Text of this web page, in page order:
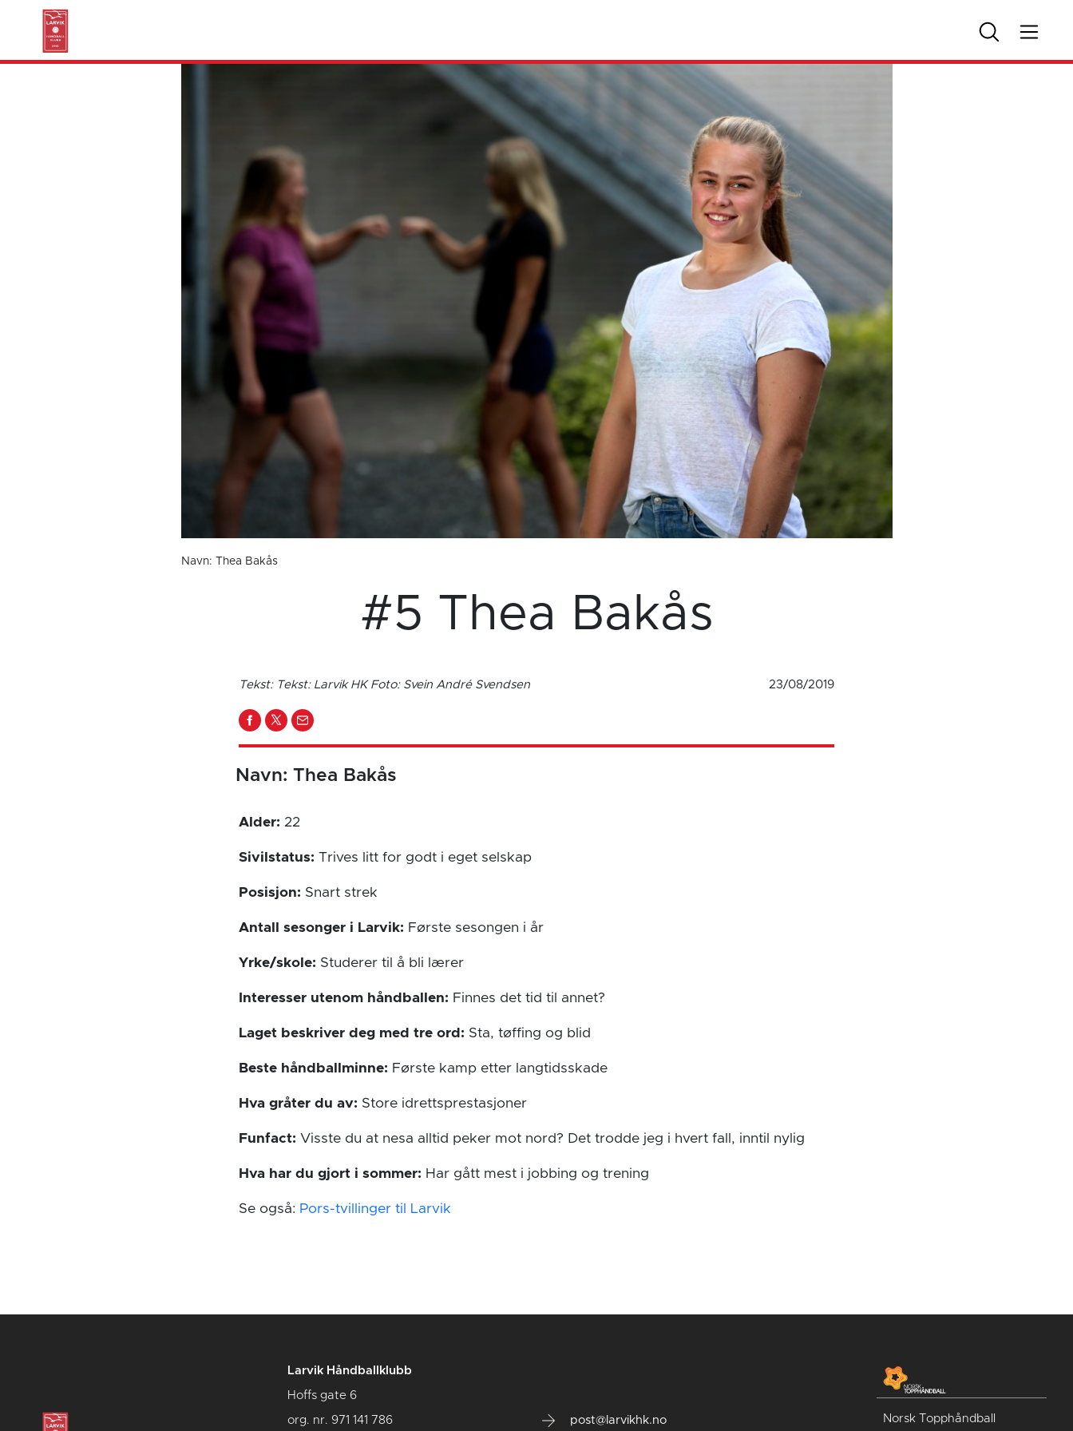
Navn: Thea Bakås
#5 Thea Bakås
Tekst: Tekst: Larvik HK Foto: Svein André Svendsen 23/08/2019
Navn: Thea Bakås
Alder: 22
Sivilstatus: Trives litt for godt i eget selskap
Posisjon: Snart strek
Antall sesonger i Larvik: Første sesongen i år
Yrke/skole: Studerer til å bli lærer
Interesser utenom håndballen: Finnes det tid til annet?
Laget beskriver deg med tre ord: Sta, tøffing og blid
Beste håndballminne: Første kamp etter langtidsskade
Hva gråter du av: Store idrettsprestasjoner
Funfact: Visste du at nesa alltid peker mot nord? Det trodde jeg i hvert fall, inntil nylig
Hva har du gjort i sommer: Har gått mest i jobbing og trening
Se også: Pors-tvillinger til Larvik
Larvik Håndballklubb
Hoffs gate 6
org. nr. 971 141 786 post@larvikhk.no Norsk Topphåndball